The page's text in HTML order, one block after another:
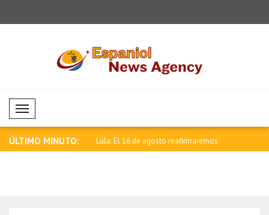
Mobil Menü
ÚLTIMO MINUTO:
a la selección de bal.. Lula: El 16 de agosto reafirmaremos